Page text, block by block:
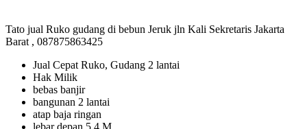
Tato jual Ruko gudang di bebun Jeruk jln Kali Sekretaris Jakarta
Barat , 087875863425
Jual Cepat Ruko, Gudang 2 lantai
Hak Milik
bebas banjir
bangunan 2 lantai
atap baja ringan
lebar depan 5.4 M